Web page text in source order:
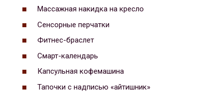
Массажная накидка на кресло
Сенсорные перчатки
Фитнес-браслет
Смарт-календарь
Капсульная кофемашина
Тапочки с надписью «айтишник»